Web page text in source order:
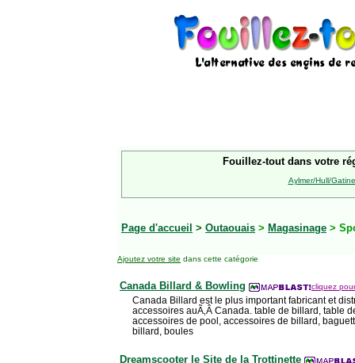
Fouillez-tout dans votre
Aylmer/Hull/
Page d'accueil > Outaouais > Magasinage >
Ajoutez votre site dans cette catégorie
Canada Billard & Bowling cliquez
Canada Billard est le plus important fabricant et
accessoires auÃ‚Â Canada. table de billard, table
accessoires de pool, accessoires de billard,
billard, boules
Dreamscooter le Site de la Trottinette